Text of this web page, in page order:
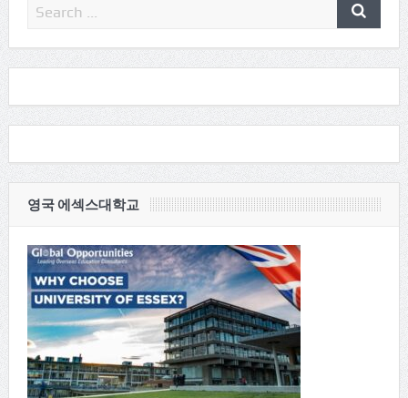
영국 에섹스대학교